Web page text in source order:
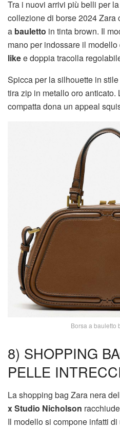
Tra i nuovi arrivi più belli per
collezione di borse 2024 Zara
a bauletto in tinta brown. Il
mano per indossare il
likee doppia tracolla
Spicca per la silhouette in
tira zip in metallo oro anticato.
compatta dona un appeal
Borsa a bauletto
8) SHOPPING
PELLE
La shopping bag Zara nera
x Studio Nicholson
Il modello si compone infatti